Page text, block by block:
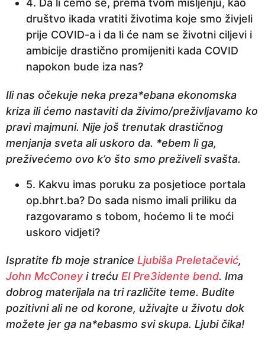
4. Da li ćemo se, prema tvom mišljenju, kao
društvo ikada vratiti životima koje smo živjeli
prije COVID-a i da li će nam se životni ciljevi i
ambicije drastično promijeniti kada COVID
napokon bude iza nas?
Ili nas očekuje neka preza*ebana ekonomska
kriza ili ćemo nastaviti da živimo/preživljavamo ko
pravi majmuni. Nije još trenutak drastičnog
menjanja sveta ali uskoro da. *ebem li ga,
preživećemo ovo k’o što smo preživeli svašta.
5. Kakvu imas poruku za posjetioce portala
op.bhrt.ba? Do sada nismo imali priliku da
razgovaramo s tobom, hoćemo li te moći
uskoro vidjeti?
Ispratite fb moje stranice Ljubiša Preletačević,
John McConeyi treću El Pre3idente bend. Ima
dobrog materijala na tri različite teme. Budite
pozitivni ali ne od korone, uživajte u životu dok
možete jer ga na*ebasmo svi skupa. Ljubi čika!